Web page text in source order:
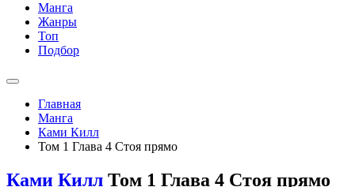
Манга
Жанры
Топ
Подбор
Главная
Манга
Ками Килл
Том 1 Глава 4 Стоя прямо
Ками Килл Том 1 Глава 4 Стоя прямо